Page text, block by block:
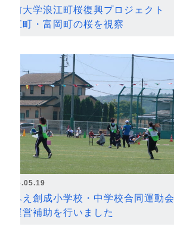
弘前大学浪江町桜復興プロジェクト
浪江町・富岡町の桜を視察
2026.05.19
なみえ創成小学校・中学校合同運動会
の運営補助を行いました